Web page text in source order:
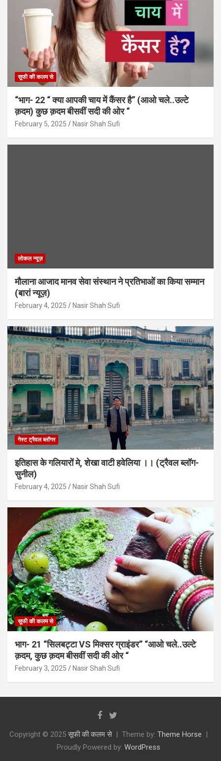
सूफी की कलम से
“भाग- 22 “ क्या आपकी चाय में कैंसर है” (आओ चले..उल्टे
क़दम) कुछ क़दम बीसवीं सदी की ओर “
February 5, 2025 Nasir Shah Sufi
लोकल न्यूज़
मौलाना आजाद मानव सेवा संस्थान ने प्रतिभाओं का किया सम्मान
(बारां न्यूज़)
February 4, 2025 Nasir Shah Sufi
गेस्ट ट्रैवल ब्लॉगर
इतिहास के गलियारों मे, शेखा वाटी हवेलिया ।। (ट्रैवल ब्लॉग-
सुनील)
February 4, 2025 Nasir Shah Sufi
सूफी की कलम से
भाग- 21 “सिलबट्टा VS मिक्सर ग्राइंडर” “आओ चले..उल्टे
क़दम, कुछ क़दम बीसवीं सदी की ओर “
February 3, 2025 Nasir Shah Sufi
Copyright © 2025 सूफी की कलम से Theme by: Theme Horse
Proudly Powered by: WordPress